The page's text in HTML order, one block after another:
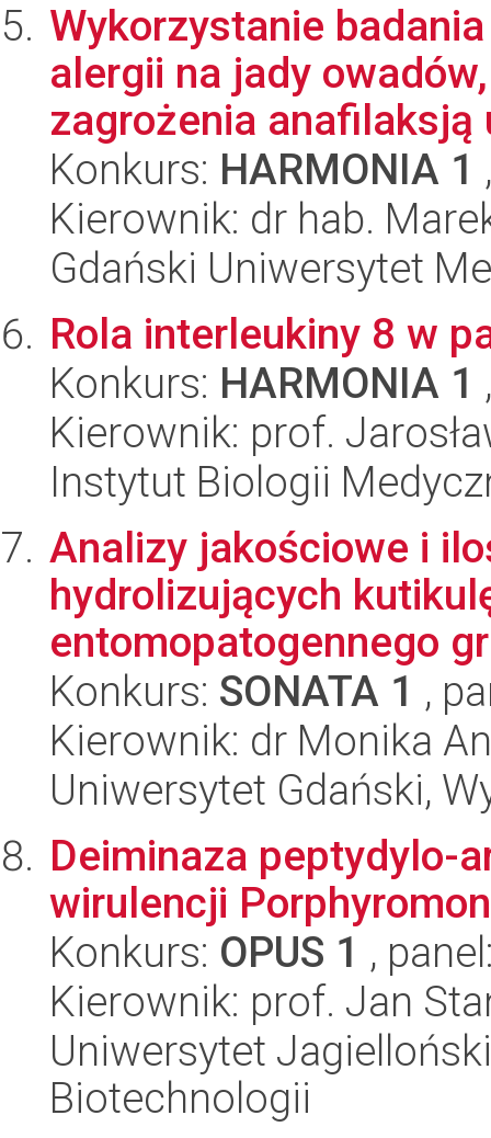
Wykorzystanie
alergii na jady
zagrożenia anafilaksją
Konkurs: HARMONIA 1
Kierownik: dr hab.
Gdański Uniwersytet
Rola interleukiny 8 w
Konkurs: HARMONIA 1
Kierownik: prof.
Instytut Biologii
Analizy jakościowe i
hydrolizujących
entomopatogennego
Konkurs: SONATA 1 ,
Kierownik: dr Monika
Uniwersytet Gdański,
Deiminaza peptydylo-
wirulencji
Konkurs: OPUS 1 ,
Kierownik: prof. Jan
Uniwersytet
Biotechnologii